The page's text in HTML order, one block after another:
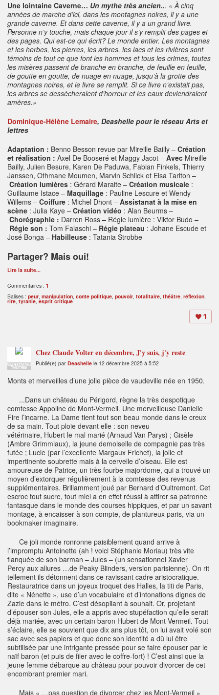
Une lointaine Caverne… Un mythe très ancien... « À cinq
années de marche d’ici, dans les montagnes noires, il y a une
grande caverne. Et dans cette caverne, il y a un grand livre.
Personne n’y touche, mais chaque jour il s’y remplit des pages et
des pages. Qui est-ce qui écrit? Le monde entier. Les montagnes
et les herbes, les pierres, les arbres, les lacs et les rivières sont
témoins de tout ce que font les hommes et tous les crimes, toutes
les misères passent de branche en branche, de feuille en feuille,
de goutte en goutte, de nuage en nuage, jusqu’à la grotte des
montagnes noires, et le livre se remplit. Si ce livre n’existait pas,
les arbres se dessècheraient d’horreur et les eaux deviendraient
amères.»
Dominique-Hélène Lemaire, Deashelle pour le réseau Arts et
lettres
Adaptation : Benno Besson revue par Mireille Bailly – Création
et réalisation : Axel De Booseré et Maggy Jacot – Avec Mireille
Bailly, Julien Besure, Karen De Paduwa, Fabian Finkels, Thierry
Janssen, Othmane Moumen, Marvin Schlick et Elsa Tarlton –
Création lumières : Gérard Maraite – Création musicale :
Guillaume Istace – Maquillage : Pauline Lescure et Wendy
Willems – Coiffure : Michel Dhont – Assistanat à la mise en
scène : Julia Kaye – Création vidéo : Alan Beurms –
Chorégraphie : Darren Ross – Régie lumière : Viktor Budo –
Régie son : Tom Falaschi – Régie plateau : Johane Escude et
José Bonga – Habilleuse : Tatania Strobbe
Partager? Mais oui!
Lire la suite...
Commentaires : 1
Balises : peur, manipulation, conte politique, pouvoir, totalitaire, théâtre, réflexion,
rire, tyranie, esprit critique
1
ADMINISTRATEUR
THÉÂTRES
Chez Claude Volter en décembre, J'y suis, j'y reste
Publié(e) par Deashelle le 12 décembre 2025 à 5:52
Monts et merveilles d’une jolie pièce de vaudeville née en 1950.
...Dans un château du Périgord, règne la très despotique
comtesse Appoline de Mont-Vermeil. Une merveilleuse Danielle
Fire l’incarne. La Dame tient tout son beau monde dans le creux
de sa main. Tout ploie devant elle : son neveu
vétérinaire, Hubert le mal marié (Arnaud Van Parys) ; Gisèle
(Ambre Grimmiaux), la jeune demoiselle de compagnie pas très
futée ; Lucie (par l’excellente Margaux Frichet), la jolie et
impertinente soubrette mais à la cervelle d’oiseau. Elle est
amoureuse de Patrice, un très fourbe majordome, qui a trouvé un
moyen d’extorquer régulièrement à la comtesse des revenus
supplémentaires. Brillamment joué par Bernard d’Oultremont. Cet
escroc tout sucre, tout miel a en effet réussi à attirer sa patronne
fantasque dans le monde des courses hippiques, et par un savant
montage, à encaisser à son compte, de plantureux paris, via un
bookmaker imaginaire.
Ce joli monde ronronne paisiblement quand arrive à
l’impromptu Antoinette (ah ! voici Stéphanie Moriau) très vite
flanquée de son barman – Jules – (un sensationnel Xavier
Percy aux allures …de Peaky Blinders, version parisienne). On rit
tellement ils détonnent dans ce ravissant cadre aristocratique.
Restauratrice dans un joyeux troquet des Halles, la titi de Paris,
dite « Nénette », use d’un vocabulaire et d’intonations dignes de
Zazie dans le métro. C’est désopilant à souhait. Or, projetant
d’épouser son Jules, elle a appris avec stupéfaction qu’elle serait
déjà mariée, avec un certain baron Hubert de Mont-Vermeil. Tout
s’éclaire, elle se souvient que dix ans plus tôt, on lui avait volé son
sac avec ses papiers et que donc son identité a dû lui être
subtilisée par une intrigante pressée pour se faire épouser par le
naïf baron (et puis de filer avec le coffre-fort) ! C’est ainsi que la
jeune femme débarque au château pour pouvoir divorcer de cet
encombrant premier mari.
Mais « …pas question de divorcer chez les Mont-Vermeil »